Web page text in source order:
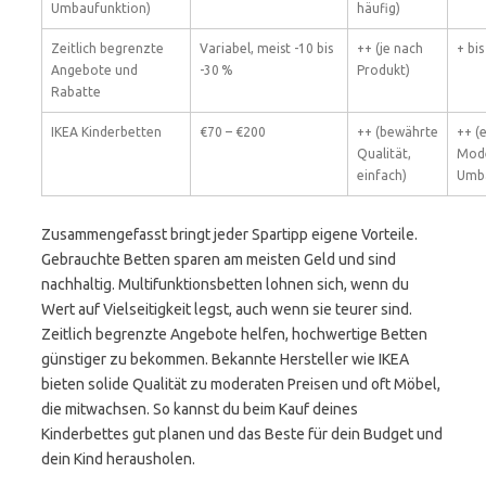
Umbaufunktion)
häufig)
Zeitlich begrenzte
Angebote und
Rabatte
Variabel, meist -10 bis
-30 %
++ (je nach
Produkt)
+
IKEA Kinderbetten €70 – €200
++ (bewährte
Qualität,
einfach)
++
Zusammengefasst bringt jeder Spartipp eigene Vorteile.
Gebrauchte Betten sparen am meisten Geld und sind
nachhaltig. Multifunktionsbetten lohnen sich, wenn du
Wert auf Vielseitigkeit legst, auch wenn sie teurer sind.
Zeitlich begrenzte Angebote helfen, hochwertige Betten
günstiger zu bekommen. Bekannte Hersteller wie IKEA
bieten solide Qualität zu moderaten Preisen und oft Möbel,
die mitwachsen. So kannst du beim Kauf deines
Kinderbettes gut planen und das Beste für dein Budget und
dein Kind herausholen.